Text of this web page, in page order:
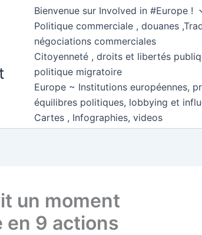
Bienvenue sur Involved in #Europe !
Politique commerciale , douanes
négociations commerciales
Citoyenneté , droits et libertés
politique migratoire
Europe ~ Institutions européennes,
équilibres politiques, lobbying et
Cartes , Infographies, videos
un moment
en 9 actions